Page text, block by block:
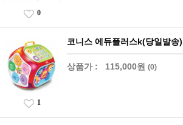
0
코니스 에듀플러스k(당일발송)
상품가 : 115,000원 (0)
1